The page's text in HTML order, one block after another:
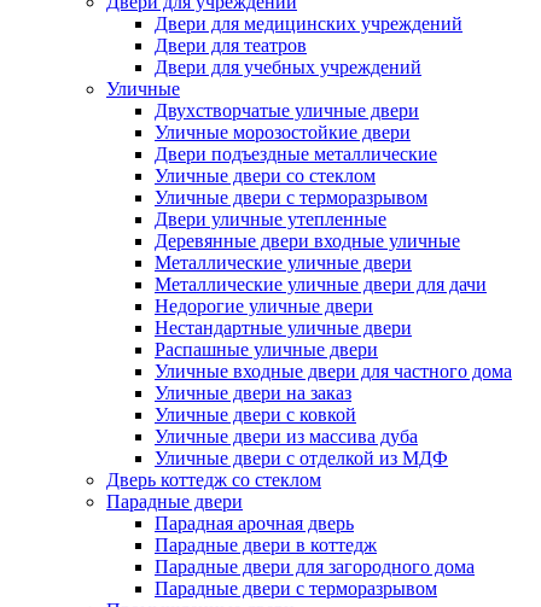
Двери для медицинских учреждений
Двери для театров
Двери для учебных учреждений
Уличные
Двухстворчатые уличные двери
Уличные морозостойкие двери
Двери подъездные металлические
Уличные двери со стеклом
Уличные двери с терморазрывом
Двери уличные утепленные
Деревянные двери входные уличные
Металлические уличные двери
Металлические уличные двери для дачи
Недорогие уличные двери
Нестандартные уличные двери
Распашные уличные двери
Уличные входные двери для частного дома
Уличные двери на заказ
Уличные двери с ковкой
Уличные двери из массива дуба
Уличные двери с отделкой из МДФ
Дверь коттедж со стеклом
Парадные двери
Парадная арочная дверь
Парадные двери в коттедж
Парадные двери для загородного дома
Парадные двери с терморазрывом